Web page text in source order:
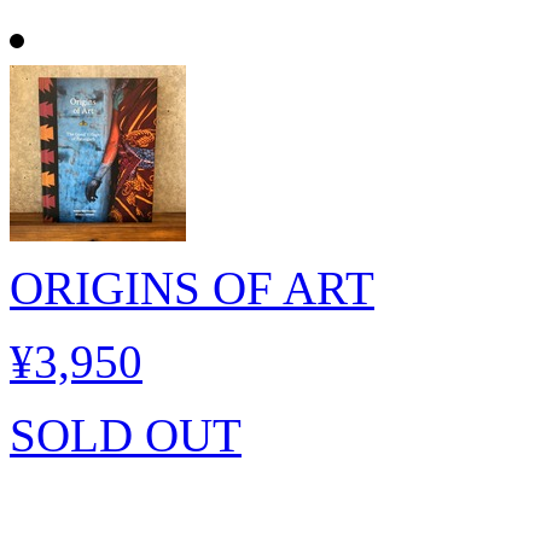
ORIGINS OF ART
¥3,950
SOLD OUT